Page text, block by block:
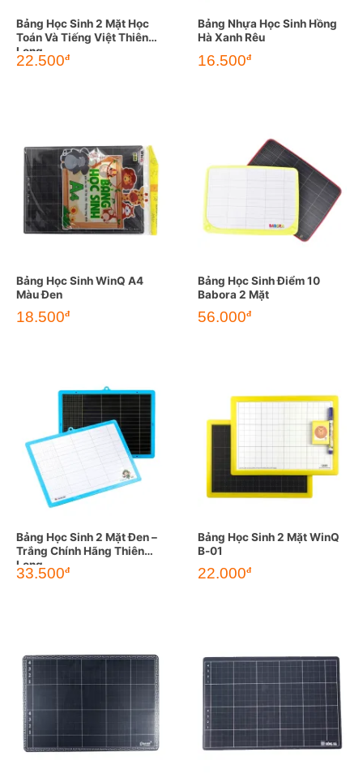
Bảng Học Sinh 2 Mặt Học
Toán Và Tiếng Việt Thiên
Long
22.500đ
Bảng Nhựa Học Sinh Hồng
Hà Xanh Rêu
16.500đ
Bảng Học Sinh WinQ A4
Màu Đen
18.500đ
Bảng Học Sinh Điểm 10
Babora 2 Mặt
56.000đ
Bảng Học Sinh 2 Mặt Đen –
Trắng Chính Hãng Thiên
Long
33.500đ
Bảng Học Sinh 2 Mặt WinQ
B-01
22.000đ